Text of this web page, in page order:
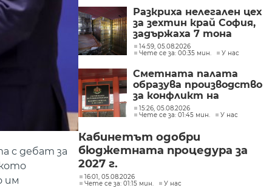
с дебат за
им
Разкриха нелегален цех
за зехтин край София,
задържаха 7 тона
продукт без марка
14:59, 05.08.2026
Чете се за: 00:35 мин.
У нас
Сметната палата
образува производство
за конфликт на
интереси при Делян
Пеевски
15:26, 05.08.2026
Чете се за: 01:45 мин.
У нас
Кабинетът одобри
бюджетната процедура за
2027 г.
16:01, 05.08.2026
Чете се за: 01:15 мин.
У нас